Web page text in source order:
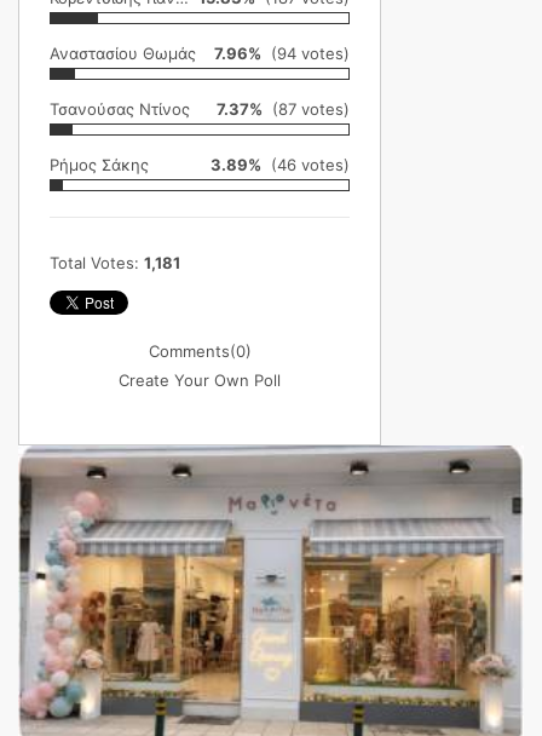
Αναστασίου Θωμάς 7.96% (94 votes)
Τσανούσας Ντίνος 7.37% (87 votes)
Ρήμος Σάκης 3.89% (46 votes)
Total Votes: 1,181
Comments(0)
Create Your Own Poll